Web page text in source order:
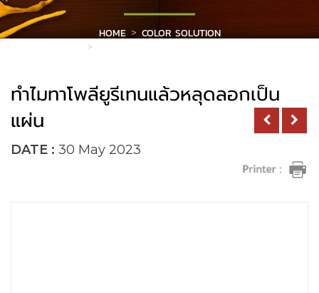
HOME
COLOR SOLUTION
ทำไมทาโพลียูรีเทนแล้วหลุดลอกเป็น
แผ่น
DATE : 30 May 2023